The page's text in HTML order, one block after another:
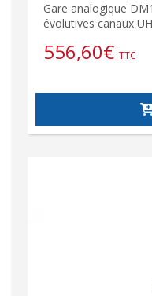
Gare analogique
évolutives canaux
556,60€ TTC